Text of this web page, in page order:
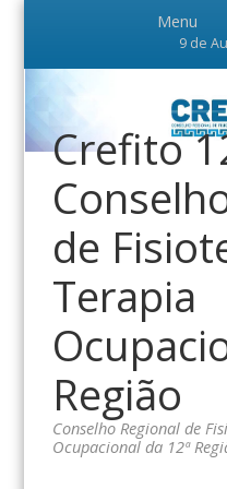
9 de
Crefito
de
Terapia
Região
Conselho Regional de
Ocupacional da 12ª